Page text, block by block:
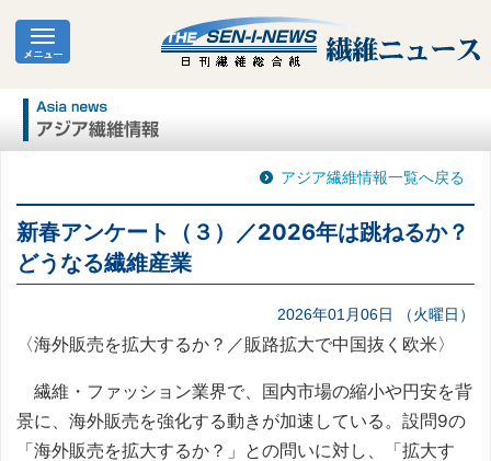
アジア繊維情報一覧へ戻る
新春アンケート（３）／2026年は跳ねるか？
どうなる繊維産業
2026年01月06日 （火曜日）
〈海外販売を拡大するか？／販路拡大で中国抜く欧米〉
繊維・ファッション業界で、国内市場の縮小や円安を背
景に、海外販売を強化する動きが加速している。設問9の
「海外販売を拡大するか？」との問いに対し、「拡大す